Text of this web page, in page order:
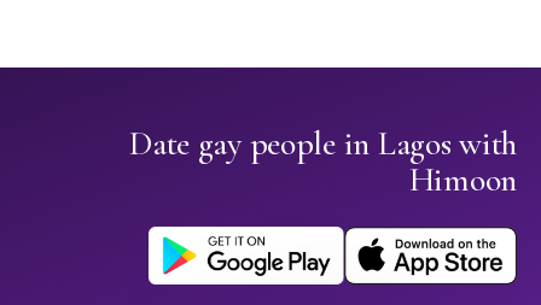
Date gay people in Lagos with
Himoon